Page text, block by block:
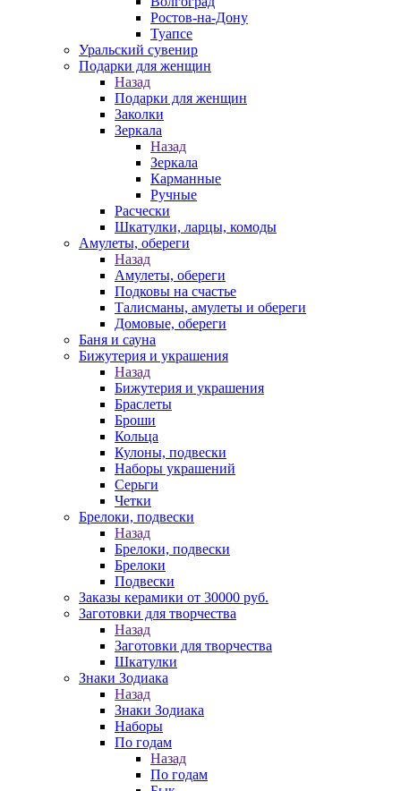
Ростов-на-Дону
Туапсе
Уральский сувенир
Подарки для женщин
Назад
Подарки для женщин
Заколки
Зеркала
Назад
Зеркала
Карманные
Ручные
Расчески
Шкатулки, ларцы, комоды
Амулеты, обереги
Назад
Амулеты, обереги
Подковы на счастье
Талисманы, амулеты и обереги
Домовые, обереги
Баня и сауна
Бижутерия и украшения
Назад
Бижутерия и украшения
Браслеты
Броши
Кольца
Кулоны, подвески
Наборы украшений
Серьги
Четки
Брелоки, подвески
Назад
Брелоки, подвески
Брелоки
Подвески
Заказы керамики от 30000 руб.
Заготовки для творчества
Назад
Заготовки для творчества
Шкатулки
Знаки Зодиака
Назад
Знаки Зодиака
Наборы
По годам
Назад
По годам